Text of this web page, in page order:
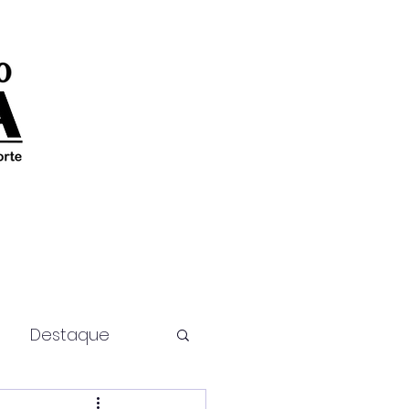
Destaque